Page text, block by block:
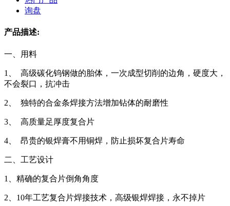
询盘
产品描述:
一、用料
1、 高级碳化钨钢做的胎体，一次成型切削的边角，硬度大，
不会裂口，抗冲击
2、 独特的合金条焊接方法增加钻体的耐磨性
3、 高质量足厚度复合片
4、 昂贵的银焊膏不用铜焊，防止损坏复合片寿命
二、工艺设计
1、精确的复合片倒角角度
2、10年工艺复合片焊接技术，高级银焊焊接，永不掉片